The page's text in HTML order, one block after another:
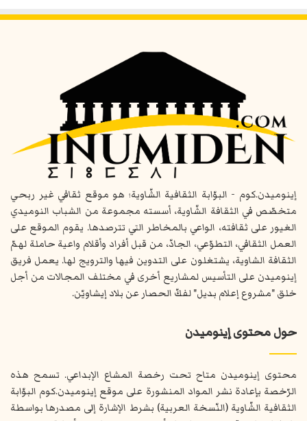
إينوميدن.كوم - البوّابة الثقافية الشّاوية؛ هو موقع ثقافي غير ربحي
متخصّص في الثقافة الشّاوية، أسسته مجموعة من الشباب النوميدي
الغيور على ثقافته، الواعي بالمخاطر التي تترصدها. يقوم الموقع على
العمل الثقافي، التطوّعي، الجادّ، من قبل أفراد وأقلام واعية حاملة لهمّ
الثقافة الشاوية، يشتغلون على التدوين فيها والترويج لها. يعمل فريق
إينوميدن على التأسيس لمشاريع أخرى في مختلف المجالات من أجل
خلق "مشروع إعلام بديل" لفكّ الحصار عن بلاد إيشاويّن.
حول محتوى إينوميدن
محتوى إينوميدن متاح تحت رخصة المشاع الإبداعي. تسمح هذه
الرّخصة بإعادة نشر المواد المنشورة على موقع إينوميدن.كوم البوّابة
الثقافية الشّاوية (النّسخة العربية) بشرط الإشارة إلى مصدرها بواسطة